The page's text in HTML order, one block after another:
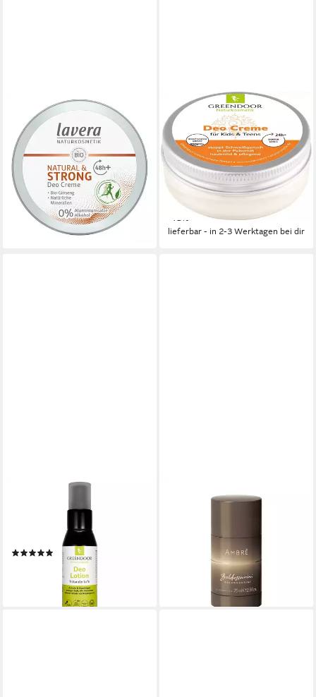
Deo-Creme Natural & Strong
- Deo Creme 50ml
6,49 €
(129,80 €/ 1 l)
lieferbar - in 3-4 Werktagen bei dir
GREENDOOR
Deo-Creme Deo Creme Kids
& Teens, 50 ml, Für Kids &
Teens; ohne Aluminiumsalze;
sanfte Bio-Pflege
6,95 € UVP 7,95 €
(139,00 €/ 1 l)
-13%
lieferbar - in 2-3 Werktagen bei dir
Naturally Safe, Whole Body
(1)
(140,83 €/ 1 l)
lieferbar - in 2-3 Werktagen bei dir
Deo-Stift AMBRE, Deodorant
ab 17,99 € UVP22,00 €
(239,87 €/ 1 l)
lieferbar - in 1-2 Werktagen bei dir